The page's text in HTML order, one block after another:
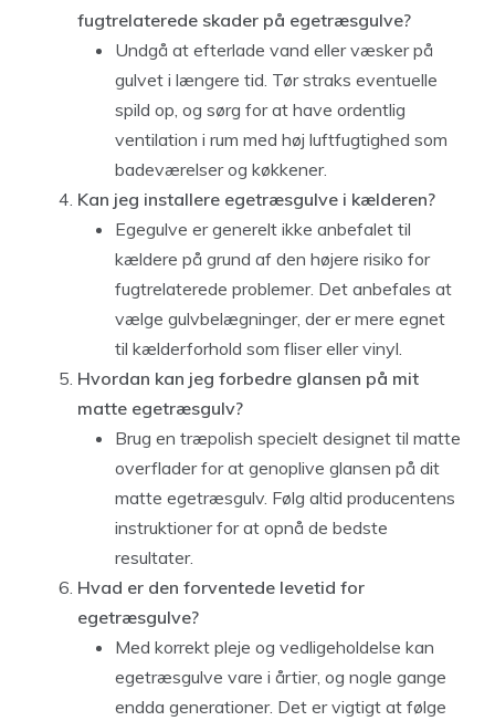
fugtrelaterede skader på egetræsgulve?
Undgå at efterlade vand eller væsker på
gulvet i længere tid. Tør straks eventuelle
spild op, og sørg for at have ordentlig
ventilation i rum med høj luftfugtighed som
badeværelser og køkkener.
Kan jeg installere egetræsgulve i kælderen?
Egegulve er generelt ikke anbefalet til
kældere på grund af den højere risiko for
fugtrelaterede problemer. Det anbefales at
vælge gulvbelægninger, der er mere egnet
til kælderforhold som fliser eller vinyl.
Hvordan kan jeg forbedre glansen på mit
matte egetræsgulv?
Brug en træpolish specielt designet til matte
overflader for at genoplive glansen på dit
matte egetræsgulv. Følg altid producentens
instruktioner for at opnå de bedste
resultater.
Hvad er den forventede levetid for
egetræsgulve?
Med korrekt pleje og vedligeholdelse kan
egetræsgulve vare i årtier, og nogle gange
endda generationer. Det er vigtigt at følge